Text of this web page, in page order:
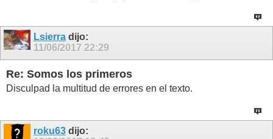
Lsierra dijo:
11/06/2017 22:29
Re: Somos los primeros
Disculpad la multitud de errores en el texto.
roku63 dijo: